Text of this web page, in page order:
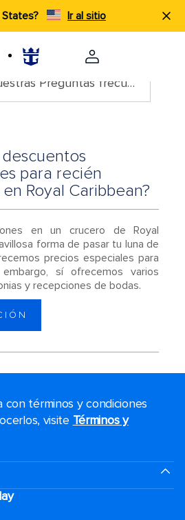
Ir al sitio
Busca en nuestras Preguntas frecuentes
para recién
Royal Caribbean?
en un crucero de Royal
forma de pasar tu luna de
precios especiales para
sí ofrecemos varios
y recepciones de bodas.
términos y condiciones
visite Términos y